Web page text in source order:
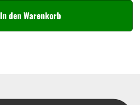
In den Warenkorb